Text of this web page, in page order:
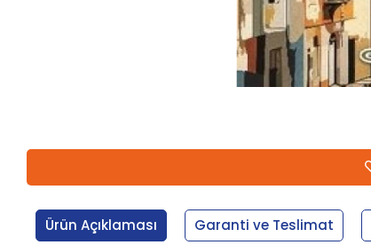
Ürün Açıklaması Garanti ve Teslimat